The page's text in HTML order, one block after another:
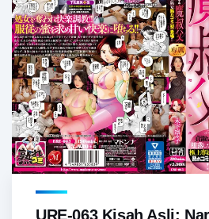
URE-063 Kisah Asli: